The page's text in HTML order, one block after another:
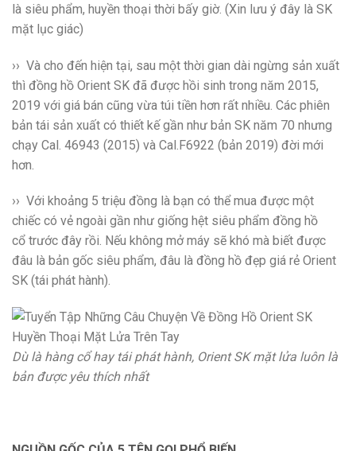
là siêu phẩm, huyền thoại thời bấy giờ. (Xin lưu ý đây là SK
mặt lục giác)
›› Và cho đến hiện tại, sau một thời gian dài ngừng sản xuất
thì đồng hồ Orient SK đã được hồi sinh trong năm 2015,
2019 với giá bán cũng vừa túi tiền hơn rất nhiều. Các phiên
bản tái sản xuất có thiết kế gần như bản SK năm 70 nhưng
chạy Cal. 46943 (2015) và Cal.F6922 (bản 2019) đời mới
hơn.
›› Với khoảng 5 triệu đồng là bạn có thể mua được một
chiếc có vẻ ngoài gần như giống hệt siêu phẩm đồng hồ
cổ trước đây rồi. Nếu không mở máy sẽ khó mà biết được
đâu là bản gốc siêu phẩm, đâu là đồng hồ đẹp giá rẻ Orient
SK (tái phát hành).
Dù là hàng cổ hay tái phát hành, Orient SK mặt lửa luôn là
bản được yêu thích nhất